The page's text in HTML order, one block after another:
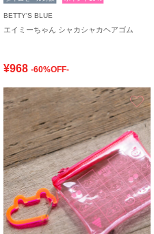
BETTY'S BLUE
エイミーちゃん シャカシャカヘアゴム
¥968 -60%OFF-